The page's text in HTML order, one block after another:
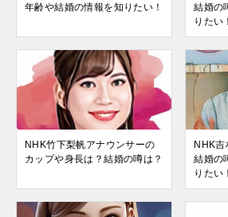
年齢や結婚の情報を知りたい！
結婚の
りたい！
NHK竹下梨帆アナウンサーの
カップや身長は？結婚の噂は？
NHK吉
結婚の
りたい！